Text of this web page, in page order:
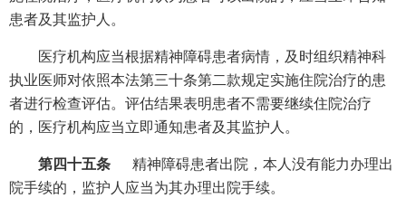
患者及其监护人。
医疗机构应当根据精神障碍患者病情，及时组织精神科
执业医师对依照本法第三十条第二款规定实施住院治疗的患
者进行检查评估。评估结果表明患者不需要继续住院治疗
的，医疗机构应当立即通知患者及其监护人。
第四十五条
精神障碍患者出院，本人没有能力办理出
院手续的，监护人应当为其办理出院手续。